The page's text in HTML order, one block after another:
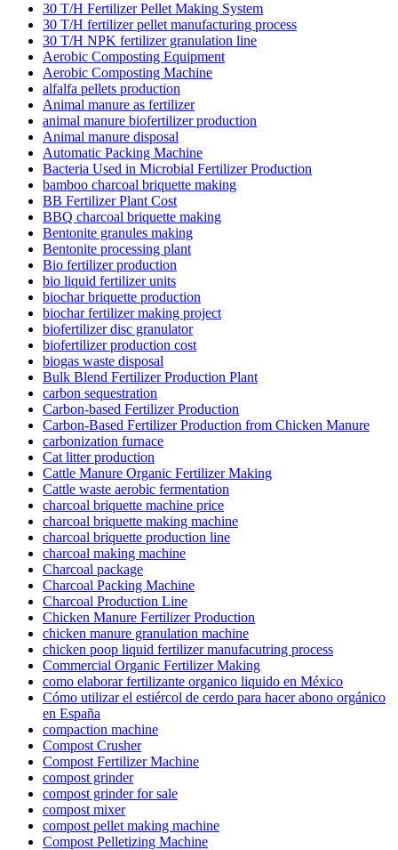
30 T/H Fertilizer Pellet Making System
30 T/H fertilizer pellet manufacturing process
30 T/H NPK fertilizer granulation line
Aerobic Composting Equipment
Aerobic Composting Machine
alfalfa pellets production
Animal manure as fertilizer
animal manure biofertilizer production
Animal manure disposal
Automatic Packing Machine
Bacteria Used in Microbial Fertilizer Production
bamboo charcoal briquette making
BB Fertilizer Plant Cost
BBQ charcoal briquette making
Bentonite granules making
Bentonite processing plant
Bio fertilizer production
bio liquid fertilizer units
biochar briquette production
biochar fertilizer making project
biofertilizer disc granulator
biofertilizer production cost
biogas waste disposal
Bulk Blend Fertilizer Production Plant
carbon sequestration
Carbon-based Fertilizer Production
Carbon-Based Fertilizer Production from Chicken Manure
carbonization furnace
Cat litter production
Cattle Manure Organic Fertilizer Making
Cattle waste aerobic fermentation
charcoal briquette machine price
charcoal briquette making machine
charcoal briquette production line
charcoal making machine
Charcoal package
Charcoal Packing Machine
Charcoal Production Line
Chicken Manure Fertilizer Production
chicken manure granulation machine
chicken poop liquid fertilizer manufacutring process
Commercial Organic Fertilizer Making
como elaborar fertilizante organico liquido en México
Cómo utilizar el estiércol de cerdo para hacer abono orgánico
en España
compaction machine
Compost Crusher
Compost Fertilizer Machine
compost grinder
compost grinder for sale
compost mixer
compost pellet making machine
Compost Pelletizing Machine